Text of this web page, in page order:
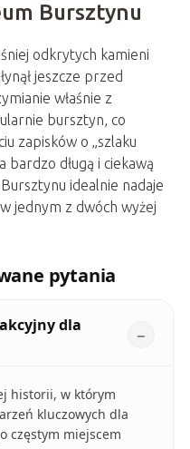
Bursztynu
odkrytych kamieni
jeszcze przed
właśnie z
bursztyn, co
zapisków o „szlaku
bardzo długą i ciekawą
idealnie nadaje
jednym z dwóch wyżej
pytania
dla
historii, w którym
kluczowych dla
częstym miejscem